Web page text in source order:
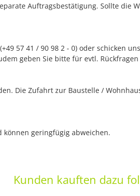
Auftragsbestätigung. Sollte
57 41 / 90 98 2 - 0) oder schicken
geben Sie bitte für evtl.
Die Zufahrt zur Baustelle /
geringfügig abweichen.
Kunden kauften dazu